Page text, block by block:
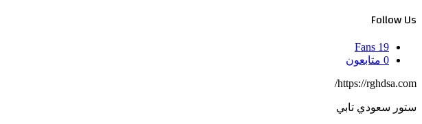
Follow Us
19
Fans
0 متابعون
https://rghdsa.com/
ستور سعودي تابي